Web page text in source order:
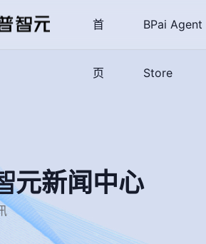
首
页
BPai Agent
Store
元新闻中心